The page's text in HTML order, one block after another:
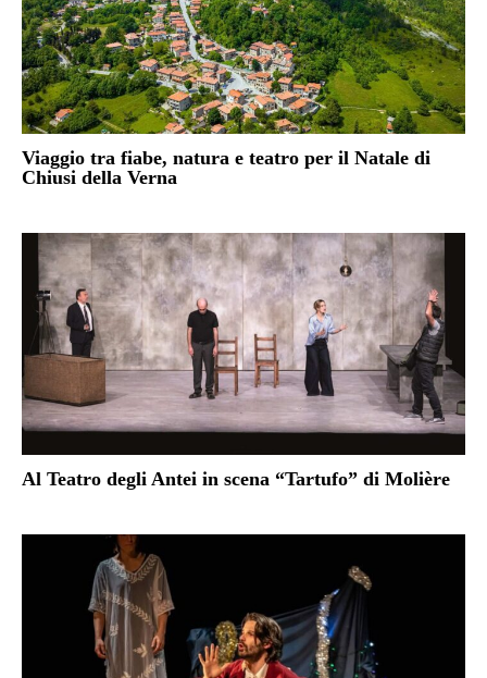
Viaggio tra fiabe, natura e teatro per il Natale di
Chiusi della Verna
Al Teatro degli Antei in scena “Tartufo” di Molière